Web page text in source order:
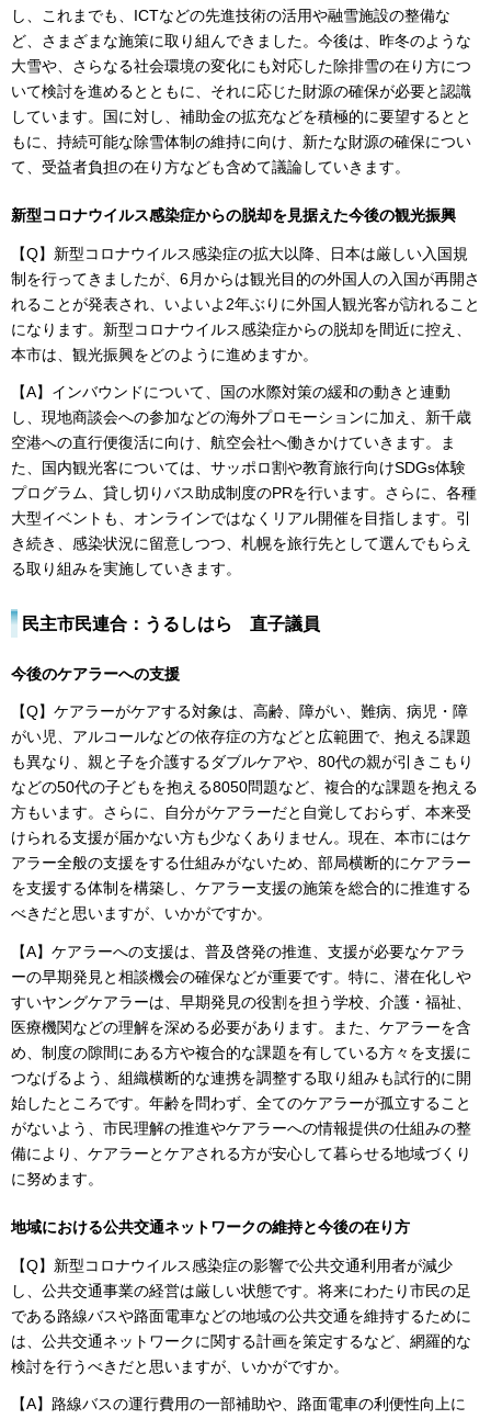
し、これまでも、ICTなどの先進技術の活用や融雪施設の整備な
ど、さまざまな施策に取り組んできました。今後は、昨冬のような
大雪や、さらなる社会環境の変化にも対応した除排雪の在り方につ
いて検討を進めるとともに、それに応じた財源の確保が必要と認識
しています。国に対し、補助金の拡充などを積極的に要望するとと
もに、持続可能な除雪体制の維持に向け、新たな財源の確保につい
て、受益者負担の在り方なども含めて議論していきます。
新型コロナウイルス感染症からの脱却を見据えた今後の観光振興
【Q】新型コロナウイルス感染症の拡大以降、日本は厳しい入国規
制を行ってきましたが、6月からは観光目的の外国人の入国が再開さ
れることが発表され、いよいよ2年ぶりに外国人観光客が訪れること
になります。新型コロナウイルス感染症からの脱却を間近に控え、
本市は、観光振興をどのように進めますか。
【A】インバウンドについて、国の水際対策の緩和の動きと連動
し、現地商談会への参加などの海外プロモーションに加え、新千歳
空港への直行便復活に向け、航空会社へ働きかけていきます。ま
た、国内観光客については、サッポロ割や教育旅行向けSDGs体験
プログラム、貸し切りバス助成制度のPRを行います。さらに、各種
大型イベントも、オンラインではなくリアル開催を目指します。引
き続き、感染状況に留意しつつ、札幌を旅行先として選んでもらえ
る取り組みを実施していきます。
民主市民連合：うるしはら 直子議員
今後のケアラーへの支援
【Q】ケアラーがケアする対象は、高齢、障がい、難病、病児・障
がい児、アルコールなどの依存症の方などと広範囲で、抱える課題
も異なり、親と子を介護するダブルケアや、80代の親が引きこもり
などの50代の子どもを抱える8050問題など、複合的な課題を抱える
方もいます。さらに、自分がケアラーだと自覚しておらず、本来受
けられる支援が届かない方も少なくありません。現在、本市にはケ
アラー全般の支援をする仕組みがないため、部局横断的にケアラー
を支援する体制を構築し、ケアラー支援の施策を総合的に推進する
べきだと思いますが、いかがですか。
【A】ケアラーへの支援は、普及啓発の推進、支援が必要なケアラ
ーの早期発見と相談機会の確保などが重要です。特に、潜在化しや
すいヤングケアラーは、早期発見の役割を担う学校、介護・福祉、
医療機関などの理解を深める必要があります。また、ケアラーを含
め、制度の隙間にある方や複合的な課題を有している方々を支援に
つなげるよう、組織横断的な連携を調整する取り組みも試行的に開
始したところです。年齢を問わず、全てのケアラーが孤立すること
がないよう、市民理解の推進やケアラーへの情報提供の仕組みの整
備により、ケアラーとケアされる方が安心して暮らせる地域づくり
に努めます。
地域における公共交通ネットワークの維持と今後の在り方
【Q】新型コロナウイルス感染症の影響で公共交通利用者が減少
し、公共交通事業の経営は厳しい状態です。将来にわたり市民の足
である路線バスや路面電車などの地域の公共交通を維持するために
は、公共交通ネットワークに関する計画を策定するなど、網羅的な
検討を行うべきだと思いますが、いかがですか。
【A】路線バスの運行費用の一部補助や、路面電車の利便性向上に